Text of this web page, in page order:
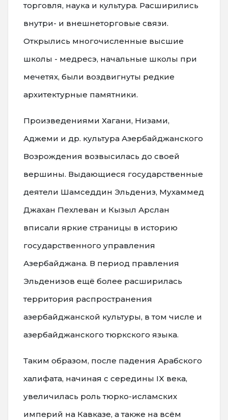
торговля, наука и культура. Расширились
внутри- и внешнеторговые связи.
Открылись многочисленные высшие
школы - медресэ, начальные школы при
мечетях, были воздвигнуты редкие
архитектурные памятники.
Произведениями Хагани, Низами,
Аджеми и др. культура Азербайджанского
Возрождения возвысилась до своей
вершины. Выдающиеся государственные
деятели Шамседдин Эльдениз, Мухаммед
Джахан Пехлеван и Кызыл Арслан
вписали яркие страницы в историю
государственного управления
Азербайджана. В период правления
Эльденизов ещё более расширилась
территория распространения
азербайджанской культуры, в том числе и
азербайджанского тюркского языка.
Таким образом, после падения Арабского
халифата, начиная с середины IX века,
увеличилась роль тюрко-исламских
империй на Кавказе, а также на всём